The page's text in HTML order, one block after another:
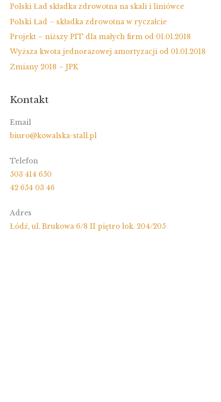
Polski Ład składka zdrowotna na skali i liniówce
Polski Ład – składka zdrowotna w ryczałcie
Projekt – niższy PIT dla małych firm od 01.01.2018
Wyższa kwota jednorazowej amortyzacji od 01.01.2018
Zmiany 2018 – JPK
Kontakt
Email
biuro@kowalska-stall.pl
Telefon
503 414 650
42 654 03 46
Adres
Łódź, ul. Brukowa 6/8 II piętro lok. 204/205